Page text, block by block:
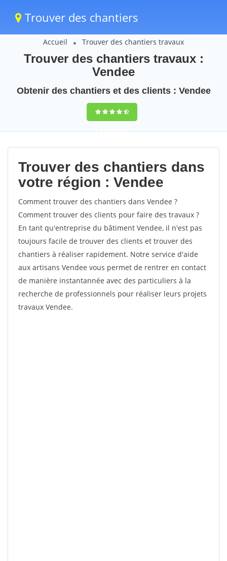
Trouver des chantiers
Accueil Trouver des chantiers travaux
Trouver des chantiers travaux :
Vendee
Obtenir des chantiers et des clients : Vendee
9,5(100%)53
votes
Trouver des chantiers dans
votre région : Vendee
Comment trouver des chantiers dans Vendee ?
Comment trouver des clients pour faire des travaux ?
En tant qu'entreprise du bâtiment Vendee, il n'est pas
toujours facile de trouver des clients et trouver des
chantiers à réaliser rapidement. Notre service d'aide
aux artisans Vendee vous permet de rentrer en contact
de manière instantannée avec des particuliers à la
recherche de professionnels pour réaliser leurs projets
travaux Vendee.